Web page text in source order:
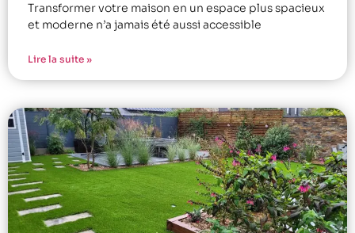
Transformer votre maison en un espace plus spacieux
et moderne n’a jamais été aussi accessible
Lire la suite »